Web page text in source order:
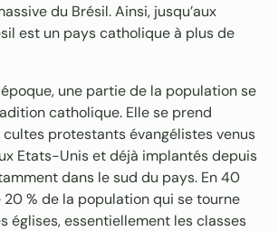
du Brésil. Ainsi, jusqu’aux
est un pays catholique à plus de
une partie de la population se
catholique. Elle se prend
cultes protestants évangélistes venus
Etats-Unis et déjà implantés depuis
dans le sud du pays. En 40
20 % de la population qui se tourne
églises, essentiellement les classes